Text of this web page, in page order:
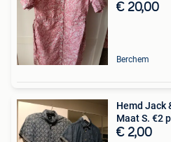
€ 20,00
Berchem
Hemd Jack
Maat S. €2
€ 2,00